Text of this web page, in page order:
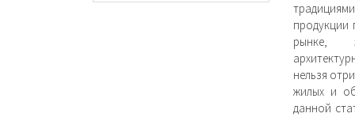
продукции
рынке,
нельзя
жилых и
данной